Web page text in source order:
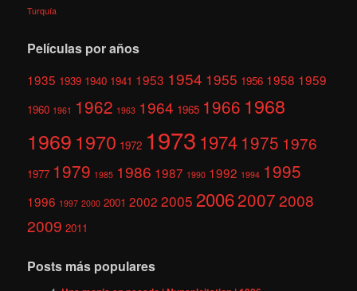
Turquía
Películas por años
1935 1939 1940 1941 1953 1954 1955 1956 1958 1959
1960 1961 1962 1963 1964 1965 1966 1968
1969 1970 1972 1973 1974 1975 1976
1977 1979 1985 1986 1987 1990 1992 1994 1995
1996 1997 2000 2001 2002 2005 200620072008
2009 2011
Posts más populares